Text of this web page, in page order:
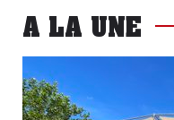
A LA UNE